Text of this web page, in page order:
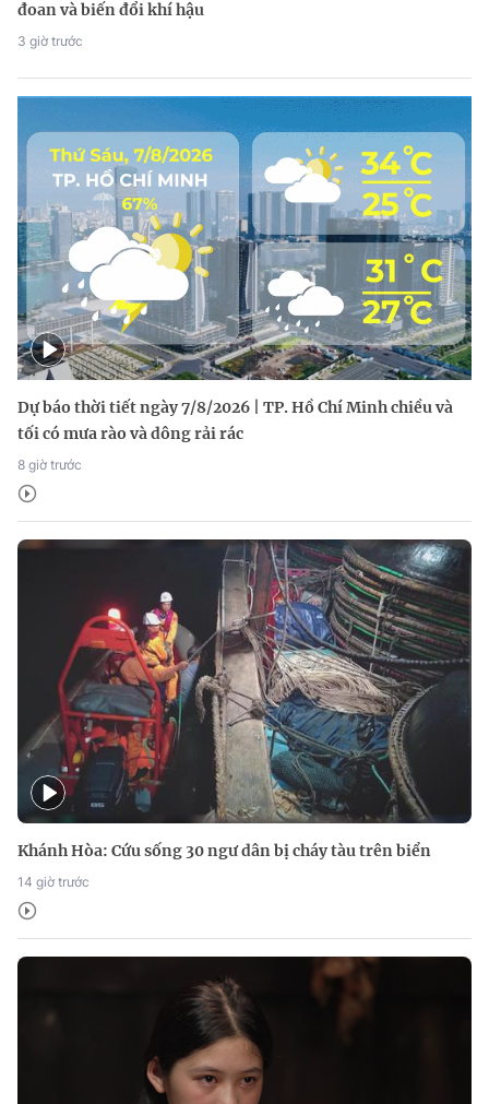
đoan và biến đổi khí hậu
3 giờ trước
Dự báo thời tiết ngày 7/8/2026 | TP. Hồ Chí Minh chiều và
tối có mưa rào và dông rải rác
8 giờ trước
Khánh Hòa: Cứu sống 30 ngư dân bị cháy tàu trên biển
14 giờ trước